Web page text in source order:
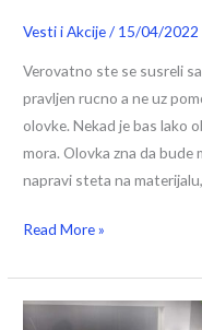
Vesti i Akcije/ 15/04/2022
Verovatno ste se susreli
pravljen rucno a ne uz
olovke. Nekad je bas lako
mora. Olovka zna da bude
napravi steta na materijalu,
Read More »